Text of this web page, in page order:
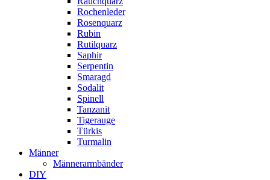
Rochenleder
Rosenquarz
Rubin
Rutilquarz
Saphir
Serpentin
Smaragd
Sodalit
Spinell
Tanzanit
Tigerauge
Türkis
Turmalin
Männer
Männerarmbänder
DIY